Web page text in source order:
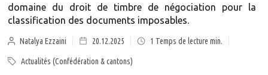
domaine du droit de timbre de négociation pour la
classification des documents imposables.
Natalya Ezzaini 20.12.2025 1 Temps de lecture min.
Actualités (Confédération & cantons)